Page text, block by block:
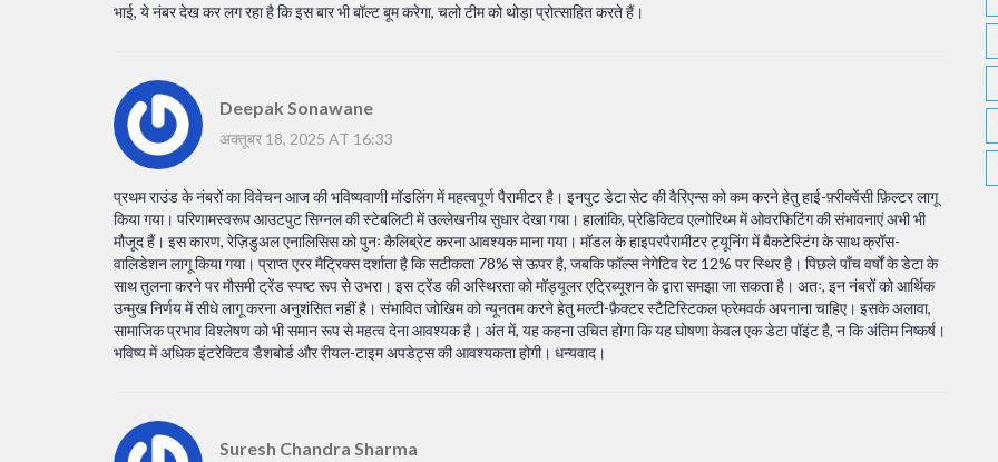
भाई, ये नंबर देख कर लग रहा है कि इस बार भी बॉल्ट बूम करेगा, चलो टीम को थोड़ा प्रोत्साहित करते हैं।
Deepak Sonawane
अक्तूबर 18, 2025 AT 16:33
प्रथम राउंड के नंबरों का विवेचन आज की भविष्यवाणी मॉडलिंग में महत्वपूर्ण पैरामीटर है। इनपुट डेटा सेट की वैरिएन्स को कम करने हेतु हाई-फ़्रीक्वेंसी फ़िल्टर लागू
किया गया। परिणामस्वरूप आउटपुट सिग्नल की स्टेबलिटी में उल्लेखनीय सुधार देखा गया। हालांकि, प्रेडिक्टिव एल्गोरिथ्म में ओवरफिटिंग की संभावनाएं अभी भी
मौजूद हैं। इस कारण, रेज़िडुअल एनालिसिस को पुनः कैलिब्रेट करना आवश्यक माना गया। मॉडल के हाइपरपैरामीटर ट्यूनिंग में बैकटेस्टिंग के साथ क्रॉस-
वालिडेशन लागू किया गया। प्राप्त एरर मैट्रिक्स दर्शाता है कि सटीकता 78% से ऊपर है, जबकि फॉल्स नेगेटिव रेट 12% पर स्थिर है। पिछले पाँच वर्षों के डेटा के
साथ तुलना करने पर मौसमी ट्रेंड स्पष्ट रूप से उभरा। इस ट्रेंड की अस्थिरता को मॉड्यूलर एट्रिब्यूशन के द्वारा समझा जा सकता है। अतः, इन नंबरों को आर्थिक
उन्मुख निर्णय में सीधे लागू करना अनुशंसित नहीं है। संभावित जोखिम को न्यूनतम करने हेतु मल्टी-फ़ैक्टर स्टैटिस्टिकल फ्रेमवर्क अपनाना चाहिए। इसके अलावा,
सामाजिक प्रभाव विश्लेषण को भी समान रूप से महत्व देना आवश्यक है। अंत में, यह कहना उचित होगा कि यह घोषणा केवल एक डेटा पॉइंट है, न कि अंतिम निष्कर्ष।
भविष्य में अधिक इंटरेक्टिव डैशबोर्ड और रीयल-टाइम अपडेट्स की आवश्यकता होगी। धन्यवाद।
Suresh Chandra Sharma